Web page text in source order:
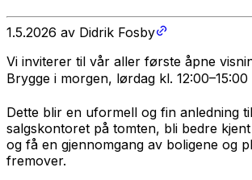
1.5.2026 av Didrik Fosby
Vi inviterer til vår aller første åpne
Brygge i morgen, lørdag kl.
Dette blir en uformell og fin anledning
salgskontoret på tomten, bli bedre
og få en gjennomgang av boligene og
fremover.